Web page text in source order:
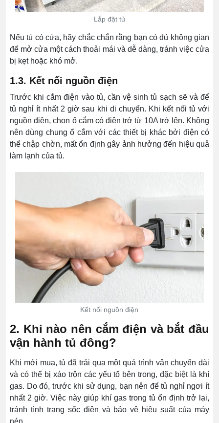
Lắp đặt tủ
Nếu tủ có cửa, hãy chắc chắn rằng bạn có đủ không gian
để mở cửa một cách thoải mái và dễ dàng, tránh việc cửa
bị kẹt hoặc khó mở.
1.3. Kết nối nguồn điện
Trước khi cắm điện vào tủ, cần vệ sinh tủ sạch sẽ và để
tủ nghỉ ít nhất 2 giờ sau khi di chuyển. Khi kết nối tủ với
nguồn điện, chọn ổ cắm có điện trở từ 10A trở lên. Không
nên dùng chung ổ cắm với các thiết bị khác bởi điện có
thể chập chờn, mất ổn định gây ảnh hưởng đến hiệu quả
làm lạnh của tủ.
Kết nối nguồn điện
2. Khi nào nên cắm điện và bắt đầu
vận hành tủ đông?
Khi mới mua, tủ đã trải qua một quá trình vận chuyển dài
và có thể bị xáo trộn các yếu tố bên trong, đặc biệt là khí
gas. Do đó, trước khi sử dụng, bạn nên để tủ nghỉ ngơi ít
nhất 2 giờ. Việc này giúp khí gas trong tủ ổn định trở lại,
tránh tình trạng sốc điện và bảo vệ hiệu suất của máy
nén.